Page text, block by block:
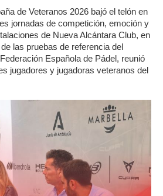
de Veteranos 2026 bajó el telón en
jornadas de competición, emoción y
de Nueva Alcántara Club, en
las pruebas de referencia del
Española de Pádel, reunió
jugadores y jugadoras veteranos del